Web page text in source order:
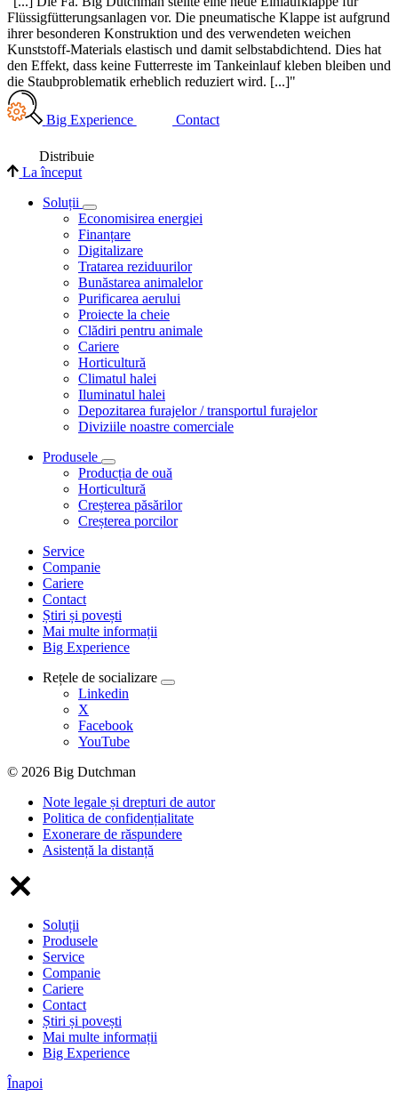
Flüssigfütterungsanlagen vor. Die pneumatische Klappe ist aufgrund
ihrer besonderen Konstruktion und des verwendeten weichen
Kunststoff-Materials elastisch und damit selbstabdichtend. Dies hat
den Effekt, dass keine Futterreste im Tankeinlauf kleben bleiben und
die Staubproblematik erheblich reduziert wird. [...]"
Big Experience Contact
Distribuie
La început
Soluții
Economisirea energiei
Finanțare
Digitalizare
Tratarea reziduurilor
Bunăstarea animalelor
Purificarea aerului
Proiecte la cheie
Clădiri pentru animale
Cariere
Horticultură
Climatul halei
Iluminatul halei
Depozitarea furajelor / transportul furajelor
Diviziile noastre comerciale
Produsele
Producția de ouă
Horticultură
Creșterea păsărilor
Creșterea porcilor
Service
Companie
Cariere
Contact
Știri și povești
Mai multe informații
Big Experience
Rețele de socializare
Linkedin
X
Facebook
YouTube
© 2026 Big Dutchman
Note legale și drepturi de autor
Politica de confidențialitate
Exonerare de răspundere
Asistență la distanță
Soluții
Produsele
Service
Companie
Cariere
Contact
Știri și povești
Mai multe informații
Big Experience
Înapoi